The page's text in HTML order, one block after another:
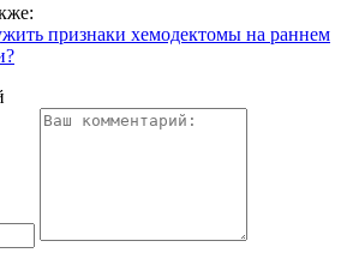
признаки хемодектомы на раннем